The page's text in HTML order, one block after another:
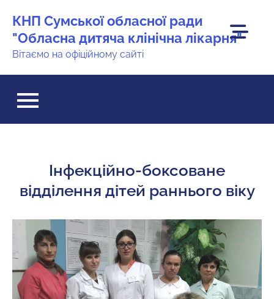
вмісту
КНП Сумської обласної ради
"Обласна дитяча клінічна лікарня"
Вітаємо на офіційному сайті
Інфекційно-боксоване
відділення дітей раннього віку